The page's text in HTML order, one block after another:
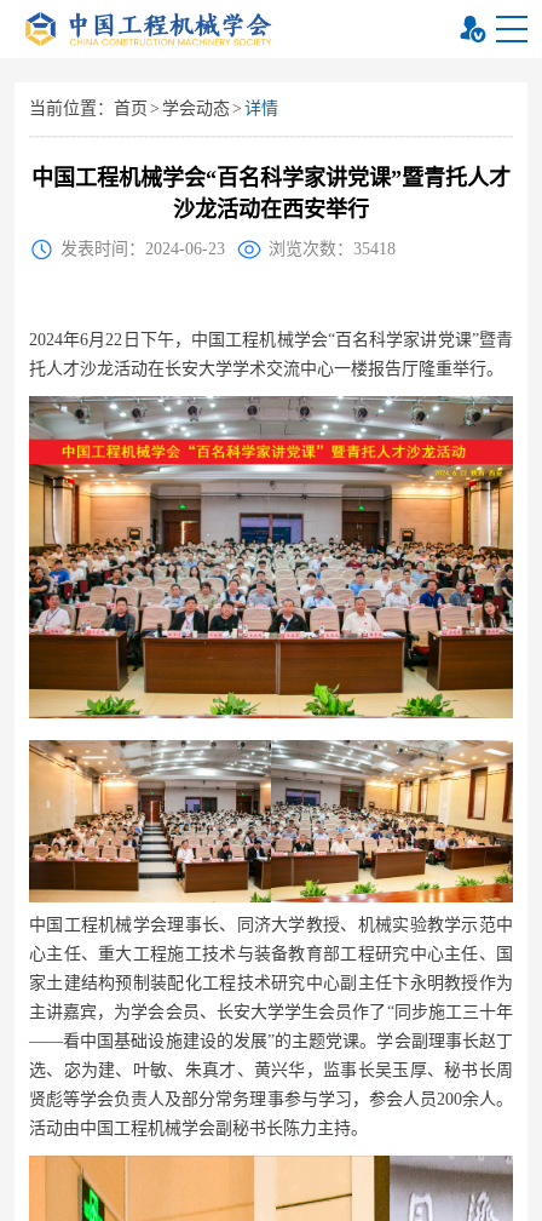
当前位置： 首页 > 学会动态> 详情
中国工程机械学会“百名科学家讲党课”暨青托人才
沙龙活动在西安举行
发表时间：2024-06-23 浏览次数：35418
2024年6月22日下午，中国工程机械学会“百名科学家讲党课”暨青
托人才沙龙活动在长安大学学术交流中心一楼报告厅隆重举行。
中国工程机械学会理事长、同济大学教授、机械实验教学示范中
心主任、重大工程施工技术与装备教育部工程研究中心主任、国
家土建结构预制装配化工程技术研究中心副主任卞永明教授作为
主讲嘉宾，为学会会员、长安大学学生会员作了 “同步施工三十年
——看中国基础设施建设的发展”的主题党课。学会副理事长赵丁
选、宓为建、叶敏、朱真才、黄兴华，监事长吴玉厚、秘书长周
贤彪等学会负责人及部分常务理事参与学习，参会人员200余人。
活动由中国工程机械学会副秘书长陈力主持。